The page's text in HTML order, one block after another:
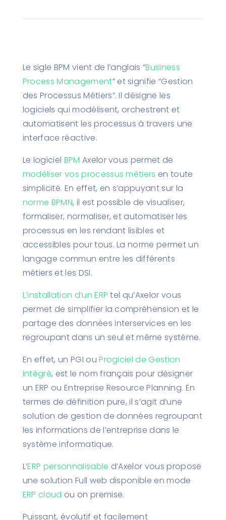
Le sigle BPM vient de l’anglais “Business
Process Management” et signifie “Gestion
des Processus Métiers”. Il désigne les
logiciels qui modélisent, orchestrent et
automatisent les processus à travers une
interface réactive.
Le logiciel BPM Axelor vous permet de
modéliser vos processus métiers en toute
simplicité. En effet, en s’appuyant sur la
norme BPMN, il est possible de visualiser,
formaliser, normaliser, et automatiser les
processus en les rendant lisibles et
accessibles pour tous. La norme permet un
langage commun entre les différents
métiers et les DSI.
L’installation d’un ERP tel qu’Axelor vous
permet de simplifier la compréhension et le
partage des données interservices en les
regroupant dans un seul et même système.
En effet, un PGI ouProgiciel de Gestion
Intégré, est le nom français pour désigner
un ERP ou Entreprise Resource Planning. En
termes de définition pure, il s’agit d’une
solution de gestion de données regroupant
les informations de l’entreprise dans le
système informatique.
L’ERP personnalisable d’Axelor vous propose
une solution Full web disponible en mode
ERP cloud ou on premise.
Puissant, évolutif et facilement